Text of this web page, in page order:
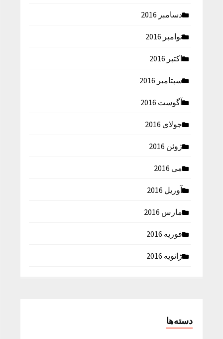
دسامبر 2016
نوامبر 2016
اکتبر 2016
سپتامبر 2016
آگوست 2016
جولای 2016
ژوئن 2016
می 2016
آوریل 2016
مارس 2016
فوریه 2016
ژانویه 2016
دسته‌ها